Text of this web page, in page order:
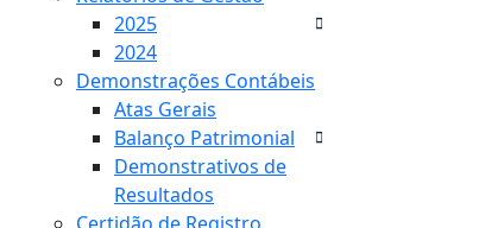
2025
2024
Demonstrações Contábeis
Atas Gerais
Balanço Patrimonial
Demonstrativos de
Resultados